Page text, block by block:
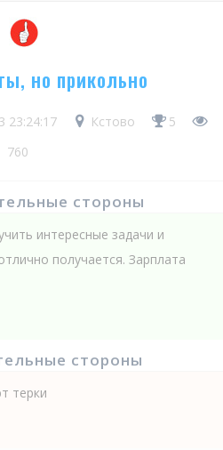
но прикольно
23:24:17 Кстово
5
760
стороны
интересные задачи и
получается. Зарплата
стороны
терки